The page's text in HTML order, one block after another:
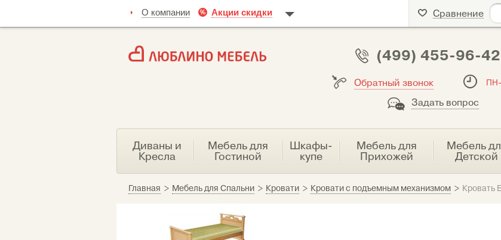
О компании Акции скидки Сравнение
(499) 455-96-42
Обратный звонок
Задать вопрос
Диваны и
Кресла
Мебель для
Гостиной
Шкафы-
купе
Мебель для
Прихожей
Мебель
Детской
Главная > Мебель для Спальни > Кровати > Кровати с подъемным механизмом > Кровать